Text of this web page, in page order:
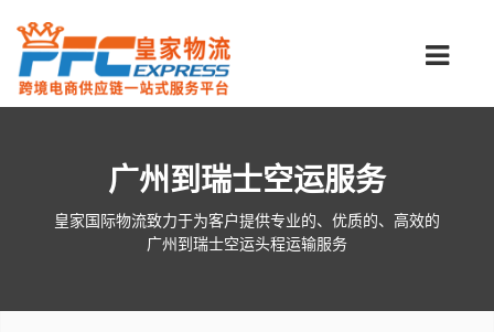
广州到瑞士空运服务
皇家国际物流致力于为客户提供专业的、优质的、高效的
广州到瑞士空运头程运输服务